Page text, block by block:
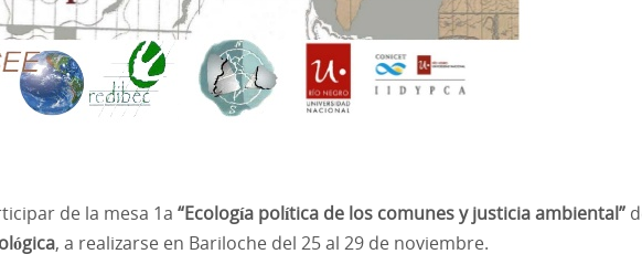
de la mesa 1a “Ecología política de los comunes y justicia ambiental”
, a realizarse en Bariloche del 25 al 29 de noviembre.